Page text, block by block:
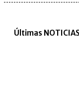
Últimas